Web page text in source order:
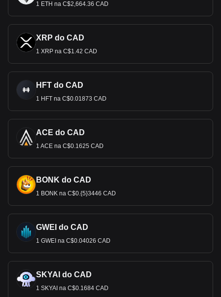
1 ETH na C$2,664.36 CAD
XRP do CAD
1 XRP na C$1.42 CAD
HFT do CAD
1 HFT na C$0.01873 CAD
ACE do CAD
1 ACE na C$0.1625 CAD
BONK do CAD
1 BONK na C$0.{5}3446 CAD
GWEI do CAD
1 GWEI na C$0.04026 CAD
SKYAI do CAD
1 SKYAI na C$0.1684 CAD